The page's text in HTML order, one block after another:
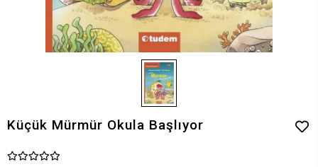
Küçük Mürmür Okula Başlıyor